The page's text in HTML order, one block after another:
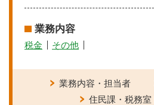
業務内容
税金 その他
業務内容・担当者
住民課・税務室